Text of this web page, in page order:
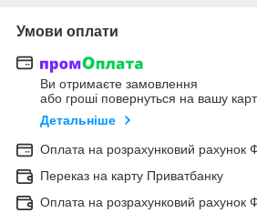
Умови оплати
Ви отримаєте замовлення
або гроші повернуться на вашу
Детальніше
Оплата на розрахунковий рахунок
Переказ на карту Приватбанку
Оплата на розрахунковий